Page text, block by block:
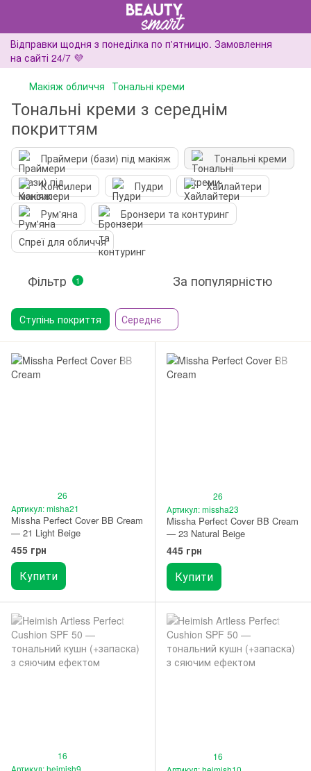
Відправки щодня з понеділка по п'ятницю. Замовлення
на сайті 24/7 💜
Макіяж обличчя Тональні креми
Тональні креми з середнім
покриттям
Праймери (бази) під макіяж
Тональні креми
Консилери
Пудри
Хайлайтери
Рум'яна
Бронзери та контуринг
Спреї для обличчя
Фільтр 1 За популярністю
Ступінь покриття Середнє
26
Артикул: misha21
Missha Perfect Cover BB Cream
— 21 Light Beige
455 грн
Купити
26
Артикул: missha23
Missha Perfect Cover BB Cream
— 23 Natural Beige
445 грн
Купити
16
16